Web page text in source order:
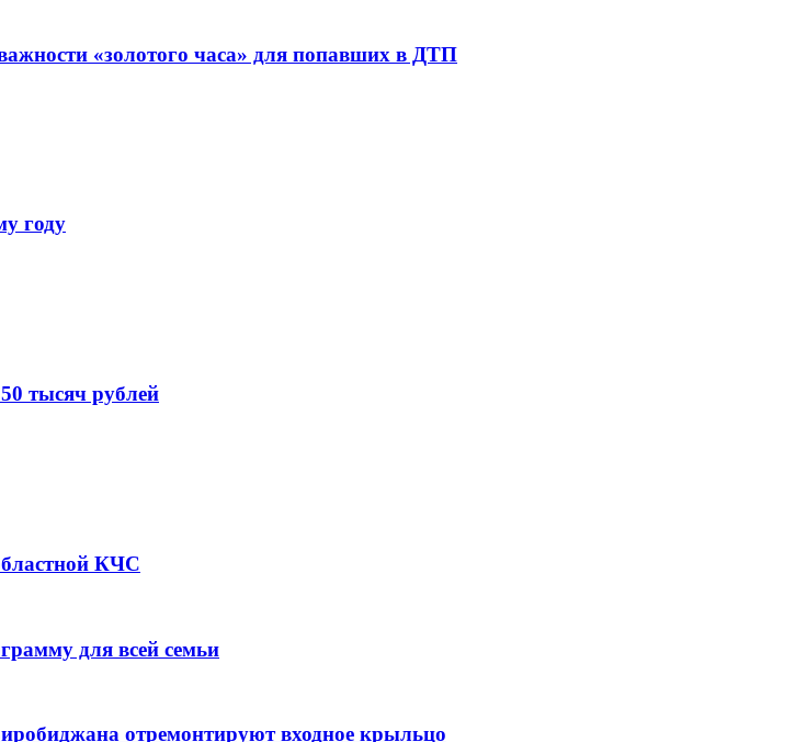
«золотого часа» для попавших в ДТП
году
тысяч рублей
КЧС
для всей семьи
отремонтируют входное крыльцо